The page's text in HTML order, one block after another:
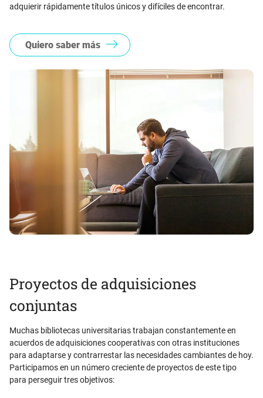
adquierir rápidamente títulos únicos y difíciles de encontrar.
Quiero saber más
Proyectos de adquisiciones
conjuntas
Muchas bibliotecas universitarias trabajan constantemente en
acuerdos de adquisiciones cooperativas con otras instituciones
para adaptarse y contrarrestar las necesidades cambiantes de hoy.
Participamos en un número creciente de proyectos de este tipo
para perseguir tres objetivos: